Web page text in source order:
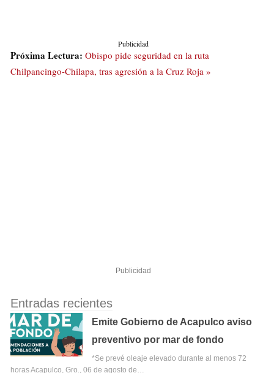
Publicidad
Próxima Lectura: Obispo pide seguridad en la ruta
Chilpancingo-Chilapa, tras agresión a la Cruz Roja »
Publicidad
Entradas recientes
Emite Gobierno de Acapulco aviso
preventivo por mar de fondo
*Se prevé oleaje elevado durante al menos 72
horas Acapulco, Gro., 06 de agosto de…